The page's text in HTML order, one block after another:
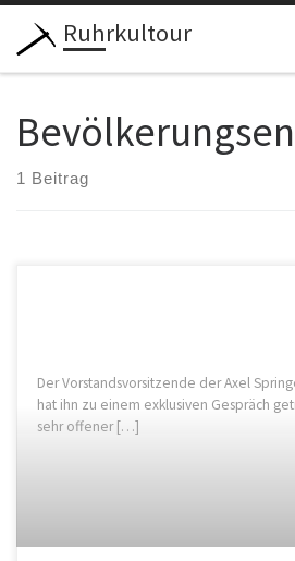
Zum Inhalt springen
Ruhrkultour
1 Beitrag
Der Vorstandsvorsitzende der Axel
hat ihn zu einem exklusiven Gespräch
sehr offener […]